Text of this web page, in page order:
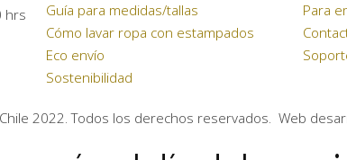
hrs
Guía para medidas/tallas
Cómo lavar ropa con estampados
Eco envío
Sostenibilidad
Para
2022. Todos los derechos reservados. Web